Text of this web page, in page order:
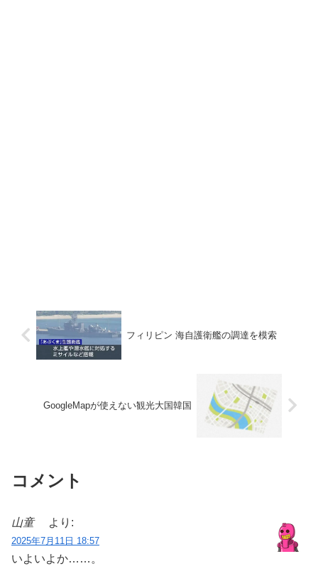
フィリピン 海自護衛艦の調達を模索
GoogleMapが使えない観光大国韓国
コメント
山童 より:
2025年7月11日 18:57
いよいよか……。